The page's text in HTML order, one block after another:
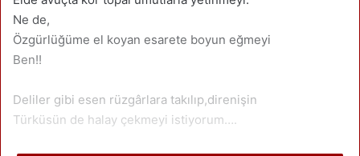
Ne de,
Özgürlüğüme el koyan esarete boyun eğmeyi
Ben!!
Deliler gibi esen rüzgârlara takılıp,direnişin
Türküsün de halay çekmeyi istiyorum….